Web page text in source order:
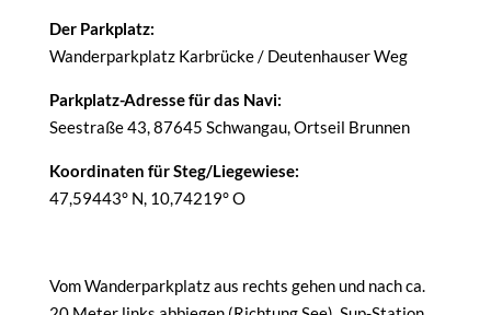
Der Parkplatz:
Wanderparkplatz Karbrücke / Deutenhauser Weg
Parkplatz-Adresse für das Navi:
Seestraße 43, 87645 Schwangau, Ortseil Brunnen
Koordinaten für Steg/Liegewiese:
47,59443° N, 10,74219° O
Vom Wanderparkplatz aus rechts gehen und nach ca.